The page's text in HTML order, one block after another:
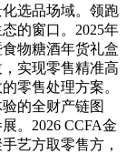
选品场域。领跑
的窗口。2025年
物糖酒年货礼盒
实现零售精准高
零售处理方案。
的全财产链图
。2026 CCFA金
艺方取零售方，